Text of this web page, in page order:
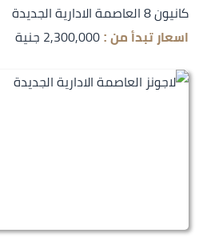
كانيون 8 العاصمة الادارية الجديدة
اسعار تبدأ من : 2,300,000 جنية